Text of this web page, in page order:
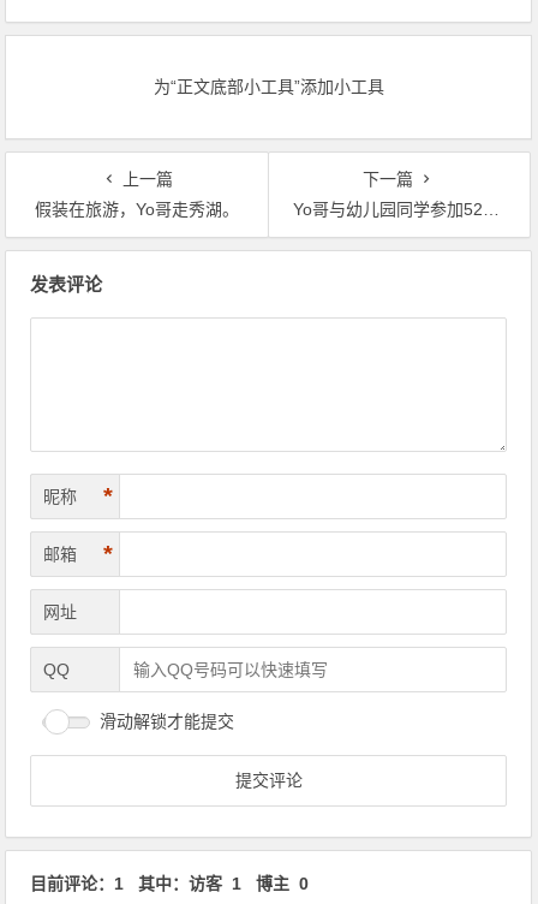
为“正文底部小工具”添加小工具
上一篇
假装在旅游，Yo哥走秀湖。
下一篇
Yo哥与幼儿园同学参加520活动
发表评论
昵称 *
邮箱 *
网址
QQ
滑动解锁才能提交
目前评论：1 其中：访客 1 博主 0